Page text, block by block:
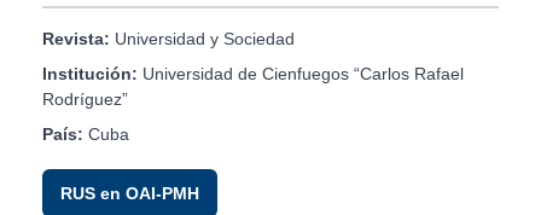
Revista: Universidad y Sociedad
Institución: Universidad de Cienfuegos “Carlos Rafael
Rodríguez”
País: Cuba
RUS en OAI-PMH